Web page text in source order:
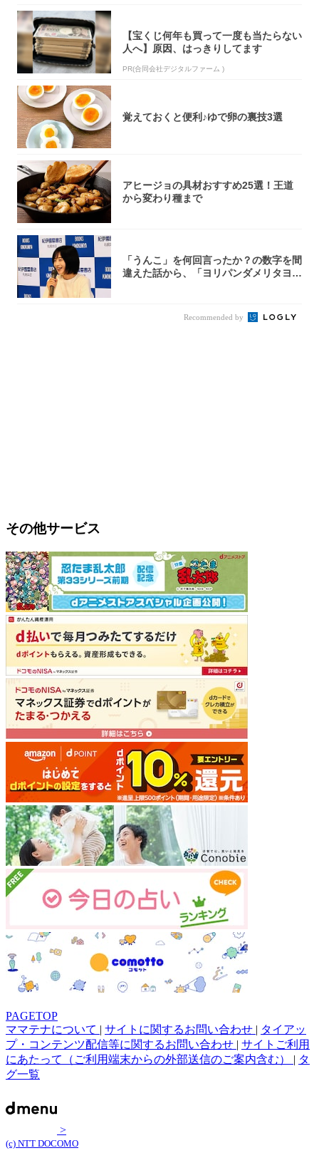
【宝くじ何年も買って一度も当たらない
人へ】原因、はっきりしてます
PR(合同会社デジタルファーム )
覚えておくと便利♪ゆで卵の裏技3選
アヒージョの具材おすすめ25選！王道
から変わり種まで
「うんこ」を何回言ったか？の数字を間
違えた話から、「ヨリパンダメリタヨコ
Recommended by
その他サービス
PAGETOP
ママテナについて | サイトに関するお問い合わせ | タイアッ
プ・コンテンツ配信等に関するお問い合わせ | サイトご利用
にあたって（ご利用端末からの外部送信のご案内含む） | タ
グ一覧
>
(c) NTT DOCOMO